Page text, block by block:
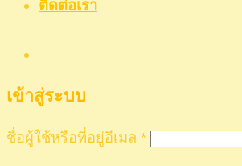
ติดต่อเรา
เข้าสู่ระบบ
ชื่อผู้ใช้หรือที่อยู่อีเมล *